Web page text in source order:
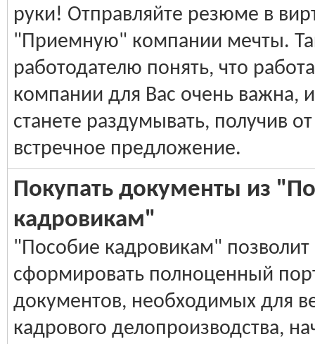
руки! Отправляйте резюме в
"Приемную" компании мечты.
работодателю понять, что
компании для Вас очень важна,
станете раздумывать, получив
встречное предложение.
Покупать документы из
кадровикам"
"Пособие кадровикам"
сформировать полноценный
документов, необходимых для
кадрового делопроизводства,